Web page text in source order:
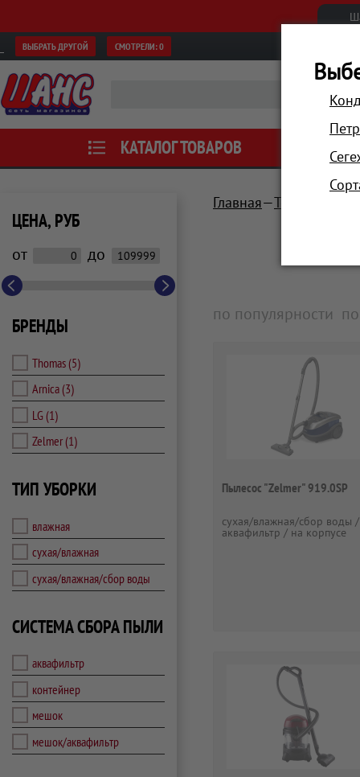
ВЫБРАТЬ ДРУГОЙ СМОТРЕЛИ:0
КАТАЛОГ ТОВАРОВ АКЦИИ
ЦЕНА, РУБ
от до
БРЕНДЫ
Thomas(5)
Arnica(3)
LG (1)
Zelmer(1)
ТИП УБОРКИ
влажная
сухая/влажная
сухая/влажная/сбор воды
СИСТЕМА СБОРА ПЫЛИ
аквафильтр
контейнер
мешок
мешок/аквафильтр
Главная Техника для
по популярности
Пылесос "Zelmer" 919.0SP
сухая/влажная/сбор воды /
аквафильтр / на корпусе